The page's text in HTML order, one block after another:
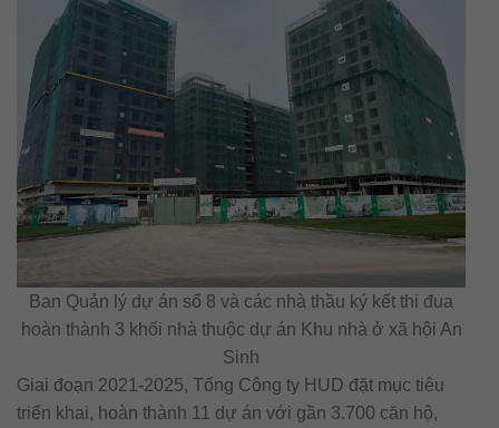
Ban Quản lý dự án số 8 và các nhà thầu ký kết thi đua
hoàn thành 3 khối nhà thuộc dự án Khu nhà ở xã hội An
Sinh
Giai đoạn 2021-2025, Tổng Công ty HUD đặt mục tiêu
triển khai, hoàn thành 11 dự án với gần 3.700 căn hộ,